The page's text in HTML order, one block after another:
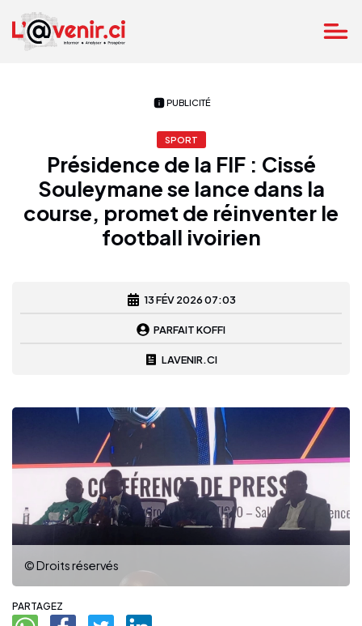
PUBLICITÉ
SPORT
Présidence de la FIF : Cissé
Souleymane se lance dans la
course, promet de réinventer le
football ivoirien
13 FÉV 2026 07:03
PARFAIT KOFFI
LAVENIR.CI
© Droits réservés
PARTAGEZ